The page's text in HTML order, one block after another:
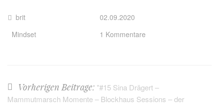
brit
Mindset
02.09.2020
1 Kommentare
Vorherigen Beitrage: "#15 Sina Drägert –
Mammutmarsch Momente – Blockhaus Sessions – der